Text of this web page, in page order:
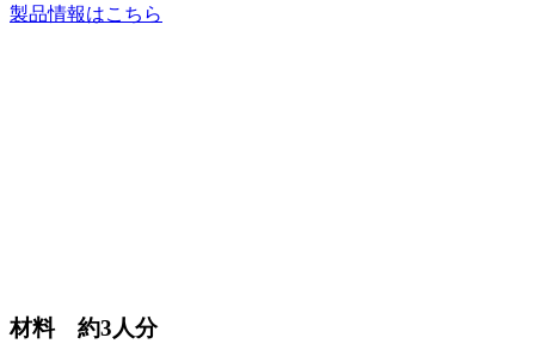
製品情報はこちら
材料 約3人分